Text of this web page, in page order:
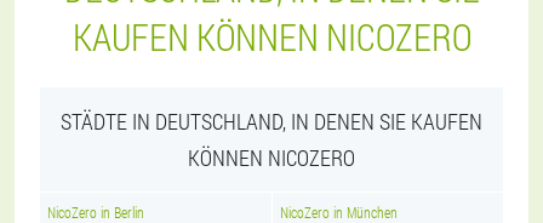
KAUFEN KÖNNEN NICOZERO
STÄDTE IN DEUTSCHLAND, IN DENEN SIE KAUFEN
KÖNNEN NICOZERO
NicoZero in Berlin NicoZero in München